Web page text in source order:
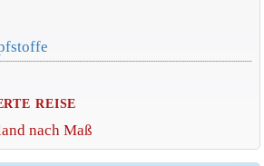
REISE
nach Maß